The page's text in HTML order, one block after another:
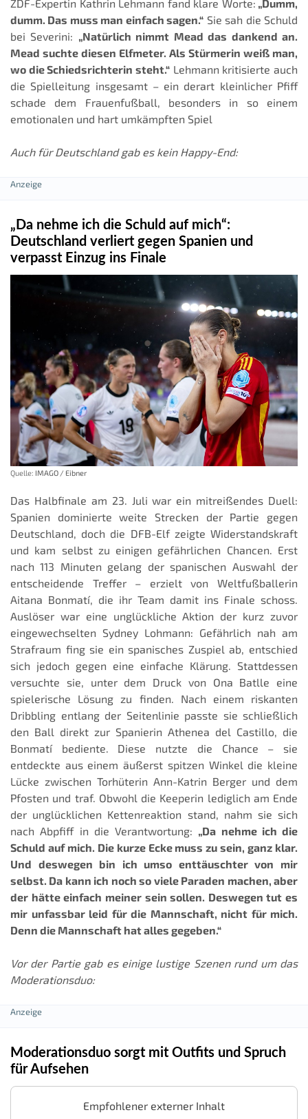
ZDF-Expertin Kathrin Lehmann fand klare Worte: „Dumm,
dumm. Das muss man einfach sagen.“ Sie sah die Schuld
bei Severini: „Natürlich nimmt Mead das dankend an.
Mead suchte diesen Elfmeter. Als Stürmerin weiß man,
wo die Schiedsrichterin steht.“ Lehmann kritisierte auch
die Spielleitung insgesamt – ein derart kleinlicher Pfiff
schade dem Frauenfußball, besonders in so einem
emotionalen und hart umkämpften Spiel
Auch für Deutschland gab es kein Happy-End:
„Da nehme ich die Schuld auf mich“:
Deutschland verliert gegen Spanien und
verpasst Einzug ins Finale
Quelle: IMAGO / Eibner
Das Halbfinale am 23. Juli war ein mitreißendes Duell:
Spanien dominierte weite Strecken der Partie gegen
Deutschland, doch die DFB-Elf zeigte Widerstandskraft
und kam selbst zu einigen gefährlichen Chancen. Erst
nach 113 Minuten gelang der spanischen Auswahl der
entscheidende Treffer – erzielt von Weltfußballerin
Aitana Bonmatí, die ihr Team damit ins Finale schoss.
Auslöser war eine unglückliche Aktion der kurz zuvor
eingewechselten Sydney Lohmann: Gefährlich nah am
Strafraum fing sie ein spanisches Zuspiel ab, entschied
sich jedoch gegen eine einfache Klärung. Stattdessen
versuchte sie, unter dem Druck von Ona Batlle eine
spielerische Lösung zu finden. Nach einem riskanten
Dribbling entlang der Seitenlinie passte sie schließlich
den Ball direkt zur Spanierin Athenea del Castillo, die
Bonmatí bediente. Diese nutzte die Chance – sie
entdeckte aus einem äußerst spitzen Winkel die kleine
Lücke zwischen Torhüterin Ann-Katrin Berger und dem
Pfosten und traf. Obwohl die Keeperin lediglich am Ende
der unglücklichen Kettenreaktion stand, nahm sie sich
nach Abpfiff in die Verantwortung: „Da nehme ich die
Schuld auf mich. Die kurze Ecke muss zu sein, ganz klar.
Und deswegen bin ich umso enttäuschter von mir
selbst. Da kann ich noch so viele Paraden machen, aber
der hätte einfach meiner sein sollen. Deswegen tut es
mir unfassbar leid für die Mannschaft, nicht für mich.
Denn die Mannschaft hat alles gegeben.“
Vor der Partie gab es einige lustige Szenen rund um das
Moderationsduo:
Moderationsduo sorgt mit Outfits und Spruch
für Aufsehen
Empfohlener externer Inhalt